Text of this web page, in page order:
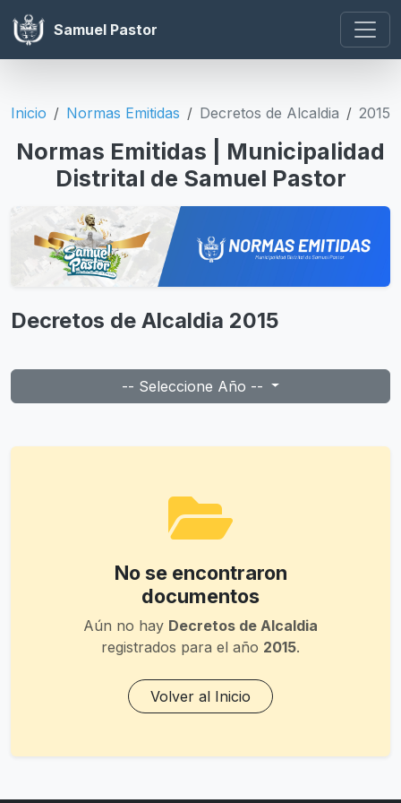
Samuel Pastor
Inicio Normas Emitidas Decretos de Alcaldia 2015
Normas Emitidas | Municipalidad
Distrital de Samuel Pastor
Decretos de Alcaldia 2015
-- Seleccione Año --
No se encontraron
documentos
Aún no hay Decretos de Alcaldia
registrados para el año 2015.
Volver al Inicio